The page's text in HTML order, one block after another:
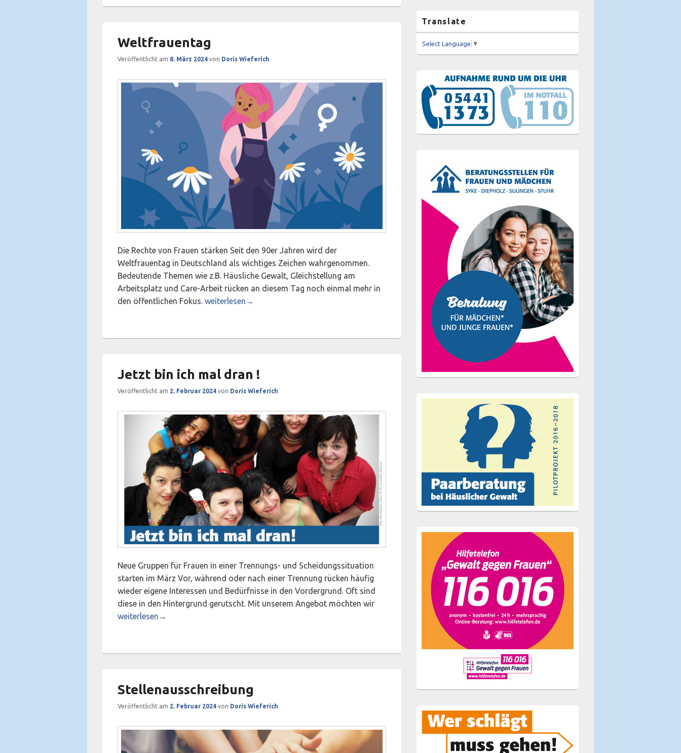
Weltfrauentag
Veröffentlicht am 8. März 2024 von Doris Wieferich
Die Rechte von Frauen stärken Seit den 90er Jahren wird der
Weltfrauentag in Deutschland als wichtiges Zeichen wahrgenommen.
Bedeutende Themen wie z.B. Häusliche Gewalt, Gleichstellung am
Arbeitsplatz und Care-Arbeit rücken an diesem Tag noch einmal mehr in
den öffentlichen Fokus. Weltfrauentag
weiterlesen →
Jetzt bin ich mal dran !
Veröffentlicht am 2. Februar 2024 von Doris Wieferich
Neue Gruppen für Frauen in einer Trennungs- und Scheidungssituation
starten im März Vor, während oder nach einer Trennung rücken häufig
wieder eigene Interessen und Bedürfnisse in den Vordergrund. Oft sind
diese in den Hintergrund gerutscht. Mit unserem Angebot möchten wir
Jetzt bin ich mal dran !
weiterlesen →
Stellenausschreibung
Veröffentlicht am 2. Februar 2024 von Doris Wieferich
Translate
Select Language ▼